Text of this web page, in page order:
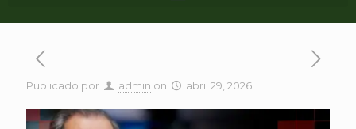
Publicado por admin on abril 29, 2026